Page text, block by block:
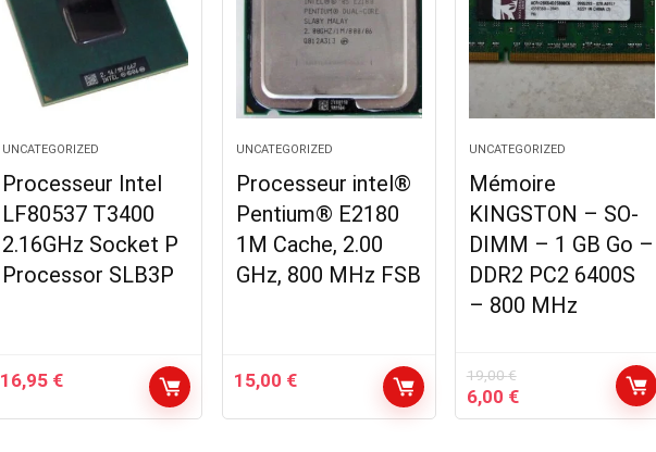
UNCATEGORIZED
Processeur Intel
LF80537 T3400
2.16GHz Socket P
Processor SLB3P
16,95 €
UNCATEGORIZED
Processeur intel®
Pentium® E2180
1M Cache, 2.00
GHz, 800 MHz FSB
15,00 €
UNCATEGORIZED
Mémoire
KINGSTON – SO-
DIMM – 1 GB Go –
DDR2 PC2 6400S
– 800 MHz
19,00€
Le
prix
6,00 €Le
prix